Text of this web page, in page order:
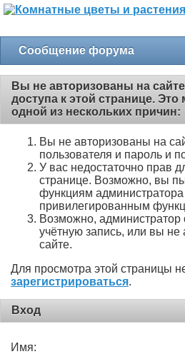
Сообщение форума
Вы не авторизованы на
доступа к этой странице.
одной из нескольких причин:
Вы не авторизованы на
пользователя и пароль и
У вас недостаточно прав
странице. Возможно, вы
функциям администратора
привилегированным
Возможно,
учётную запись, или вы не
сайте.
Для просмотра этой страницы
зарегистрироваться.
Вход
Имя: